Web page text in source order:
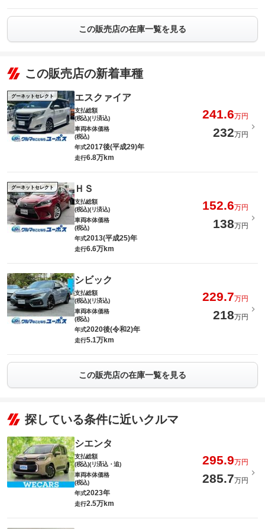
この販売店の在庫一覧を見る
この販売店の新着車種
グーネットセレクト エスクァイア
支払総額
(税込)(リ済込)
241.6万円
車両本体価格
(税込)
232万円
年式2017後(平成29)年
走行6.8万km
グーネットセレクト ＨＳ
支払総額
(税込)(リ済込)
152.6万円
車両本体価格
(税込)
138万円
年式2013(平成25)年
走行6.6万km
シビック
支払総額
(税込)(リ済込)
229.7万円
車両本体価格
(税込)
218万円
年式2020後(令和2)年
走行5.1万km
この販売店の在庫一覧を見る
探している条件に近いクルマ
シエンタ
支払総額
(税込)(リ済込・追)
295.9万円
車両本体価格
(税込)
285.7万円
年式2023年
走行2.5万km